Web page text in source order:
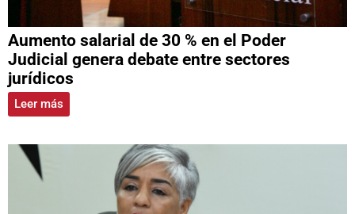
Aumento salarial de 30 % en el Poder
Judicial genera debate entre sectores
jurídicos
Leer más